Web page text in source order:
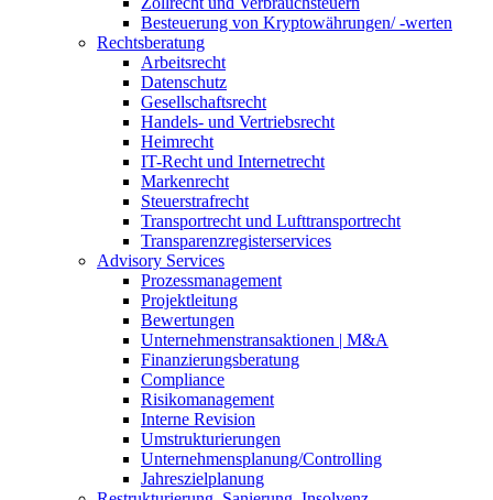
Besteuerung von Kryptowährungen/ -werten
Rechtsberatung
Arbeitsrecht
Datenschutz
Gesellschaftsrecht
Handels- und Vertriebsrecht
Heimrecht
IT-Recht und Internetrecht
Markenrecht
Steuerstrafrecht
Transportrecht und Lufttransportrecht
Transparenzregisterservices
Advisory Services
Prozessmanagement
Projektleitung
Bewertungen
Unternehmenstransaktionen | M&A
Finanzierungsberatung
Compliance
Risikomanagement
Interne Revision
Umstrukturierungen
Unternehmensplanung/Controlling
Jahreszielplanung